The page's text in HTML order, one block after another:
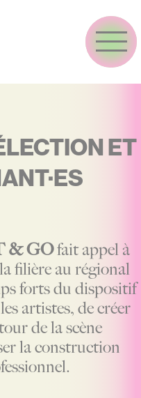
ET
& GOfait appel à
filière au régional
forts du dispositif
artistes, de créer
de la scène
la construction